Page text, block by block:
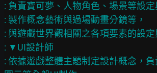
: 負責寶可夢、人物角色、場景等設定
: 製作概念藝術與過場動畫分鏡等，
: 與遊戲世界觀相關之各項要素的設定
: ▼UI設計師
: 依據遊戲整體主題制定設計概念，負